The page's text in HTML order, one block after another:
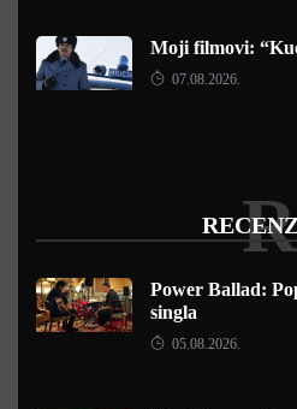
Moji filmovi:
07.08.2026.
R
Power Ballad:
singla
05.08.2026.